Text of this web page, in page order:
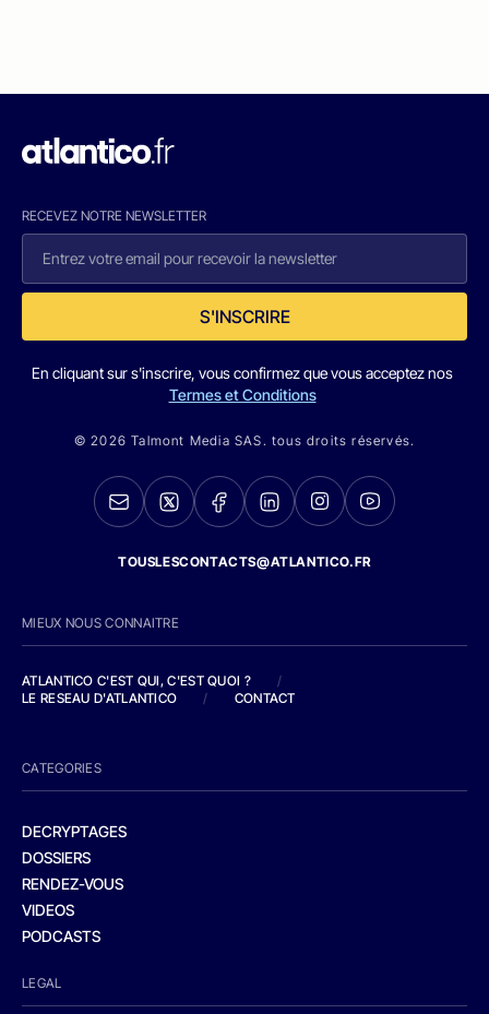
RECEVEZ NOTRE NEWSLETTER
S'INSCRIRE
En cliquant sur s'inscrire, vous confirmez que vous acceptez nos
Termes et Conditions
© 2026 Talmont Media SAS. tous droits réservés.
TOUSLESCONTACTS@ATLANTICO.FR
MIEUX NOUS CONNAITRE
ATLANTICO C'EST QUI, C'EST QUOI ?
/
LE RESEAU D'ATLANTICO
/ CONTACT
CATEGORIES
DECRYPTAGES
DOSSIERS
RENDEZ-VOUS
VIDEOS
PODCASTS
LEGAL